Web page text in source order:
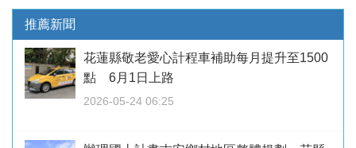
推薦新聞
花蓮縣敬老愛心計程車補助每月提升至1500
點 6月1日上路
2026-05-24 06:25